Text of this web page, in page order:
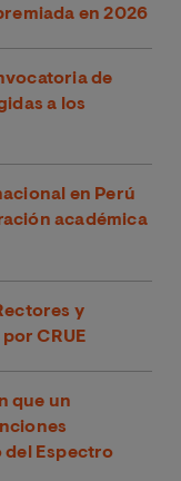
en 2026
de
a los
en Perú
académica
y
CRUE
que un
del Espectro